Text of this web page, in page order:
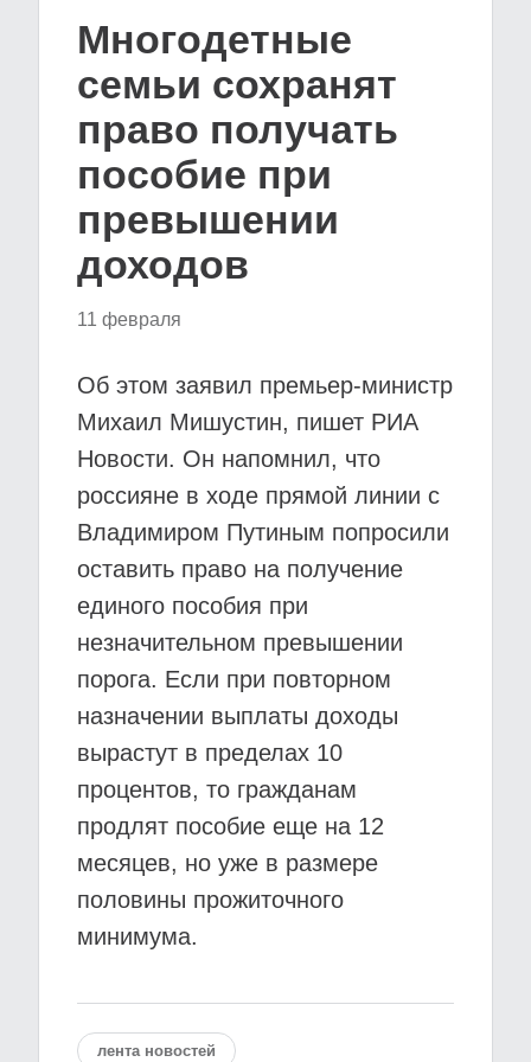
Многодетные
семьи сохранят
право получать
пособие при
превышении
доходов
11 февраля
Об этом заявил премьер-министр
Михаил Мишустин, пишет РИА
Новости. Он напомнил, что
россияне в ходе прямой линии с
Владимиром Путиным попросили
оставить право на получение
единого пособия при
незначительном превышении
порога. Если при повторном
назначении выплаты доходы
вырастут в пределах 10
процентов, то гражданам
продлят пособие еще на 12
месяцев, но уже в размере
половины прожиточного
минимума.
лента новостей